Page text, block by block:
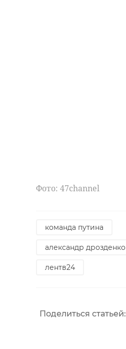
Фото: 47channel
команда путина
александр дрозденко
лентв24
Поделиться статьей: